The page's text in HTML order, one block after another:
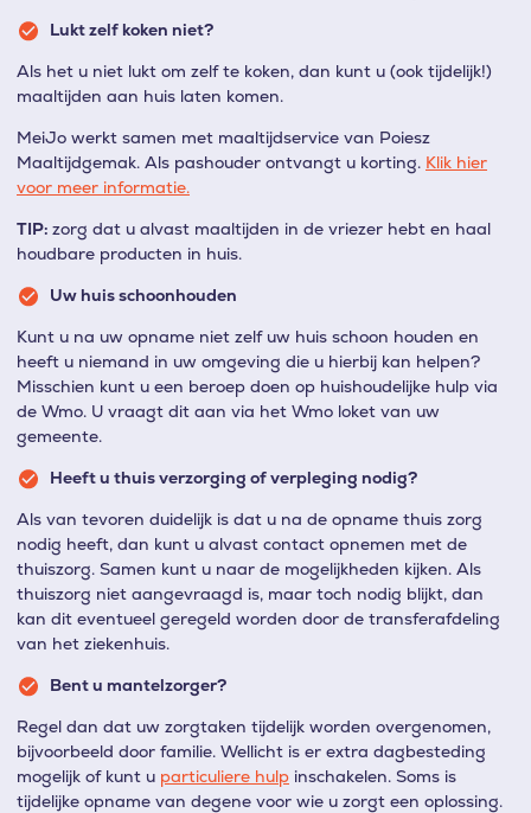
Lukt zelf koken niet?
Als het u niet lukt om zelf te koken, dan kunt u (ook tijdelijk!)
maaltijden aan huis laten komen.
MeiJo werkt samen met maaltijdservice van Poiesz
Maaltijdgemak. Als pashouder ontvangt u korting. Klik hier
voor meer informatie.
TIP: zorg dat u alvast maaltijden in de vriezer hebt en haal
houdbare producten in huis.
Uw huis schoonhouden
Kunt u na uw opname niet zelf uw huis schoon houden en
heeft u niemand in uw omgeving die u hierbij kan helpen?
Misschien kunt u een beroep doen op huishoudelijke hulp via
de Wmo. U vraagt dit aan via het Wmo loket van uw
gemeente.
Heeft u thuis verzorging of verpleging nodig?
Als van tevoren duidelijk is dat u na de opname thuis zorg
nodig heeft, dan kunt u alvast contact opnemen met de
thuiszorg. Samen kunt u naar de mogelijkheden kijken. Als
thuiszorg niet aangevraagd is, maar toch nodig blijkt, dan
kan dit eventueel geregeld worden door de transferafdeling
van het ziekenhuis.
Bent u mantelzorger?
Regel dan dat uw zorgtaken tijdelijk worden overgenomen,
bijvoorbeeld door familie. Wellicht is er extra dagbesteding
mogelijk of kunt u particuliere hulp inschakelen. Soms is
tijdelijke opname van degene voor wie u zorgt een oplossing.